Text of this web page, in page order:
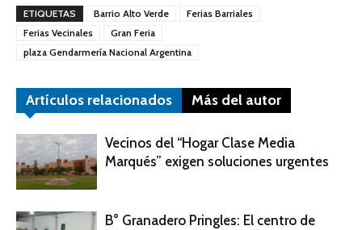
ETIQUETAS Barrio Alto Verde
Ferias Barriales
Ferias Vecinales
Gran Feria
plaza Gendarmería Nacional Argentina
Artículos relacionados Más del autor
Vecinos del “Hogar Clase Media
Marqués” exigen soluciones urgentes
B° Granadero Pringles: El centro de